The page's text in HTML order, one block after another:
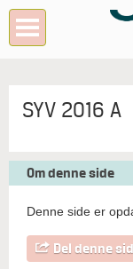
SYV 2016 A
Om denne side
Denne side er
Del denne